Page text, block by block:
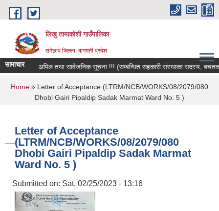
Skip to main content
लिखु तामाकोशी गाउँपालिका
रामेछाप जिल्ला, बागमती प्रदेश
सामाचार
हार्दिक अपिल तथा सार्वजनिक सूचना !!! (सम्बन्धित सहकारी संस्थाका सदस्य, बचतकर्ता,
You are here
Home » Letter of Acceptance (LTRM/NCB/WORKS/08/2079/080
Dhobi Gairi Pipaldip Sadak Marmat Ward No. 5 )
Letter of Acceptance
(LTRM/NCB/WORKS/08/2079/080
Dhobi Gairi Pipaldip Sadak Marmat
Ward No. 5 )
Submitted on: Sat, 02/25/2023 - 13:16